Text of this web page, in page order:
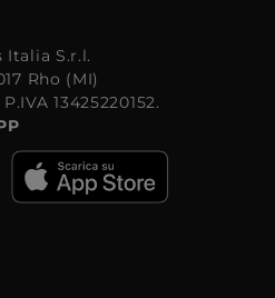
Italia S.r.l.
Rho (MI)
13425220152.